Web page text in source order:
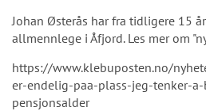
Johan Østerås har fra tidligere 15
allmennlege i Åfjord. Les mer om
https://www.klebuposten.no/
er-endelig-paa-plass-jeg-tenker-
pensjonsalder